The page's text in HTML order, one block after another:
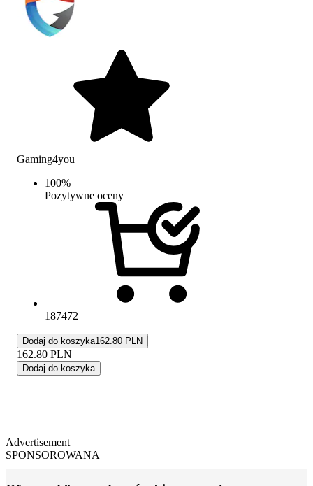
Gaming4you
100%
Pozytywne oceny
187472
Dodaj do koszyka162.80 PLN
162.80 PLN
Dodaj do koszyka
Advertisement
SPONSOROWANA